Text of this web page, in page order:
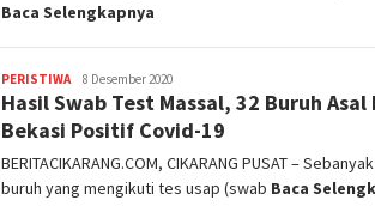
Baca Selengkapnya
PERISTIWAadmin
8 Desember 2020
Hasil Swab Test Massal, 32 Buruh
Bekasi Positif Covid-19
BERITACIKARANG.COM, CIKARANG PUSAT –
buruh yang mengikuti tes usap (swab Baca